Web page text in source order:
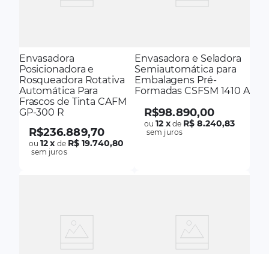
Envasadora
Posicionadora e
Rosqueadora Rotativa
Automática Para
Frascos de Tinta CAFM
GP-300 R
R$236.889,70
ou12x de R$ 19.740,80
sem juros
Envasadora e Seladora
Semiautomática para
Embalagens Pré-
Formadas CSFSM 1410 A
R$98.890,00
ou12 xde R$ 8.240,83
sem juros